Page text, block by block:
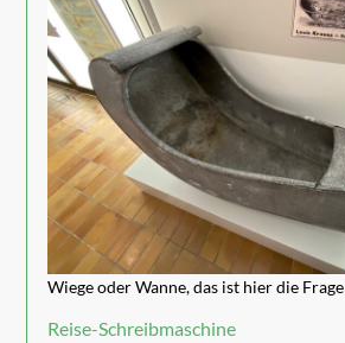
Wiege oder Wanne, das ist hier die Frage
Reise-Schreibmaschine